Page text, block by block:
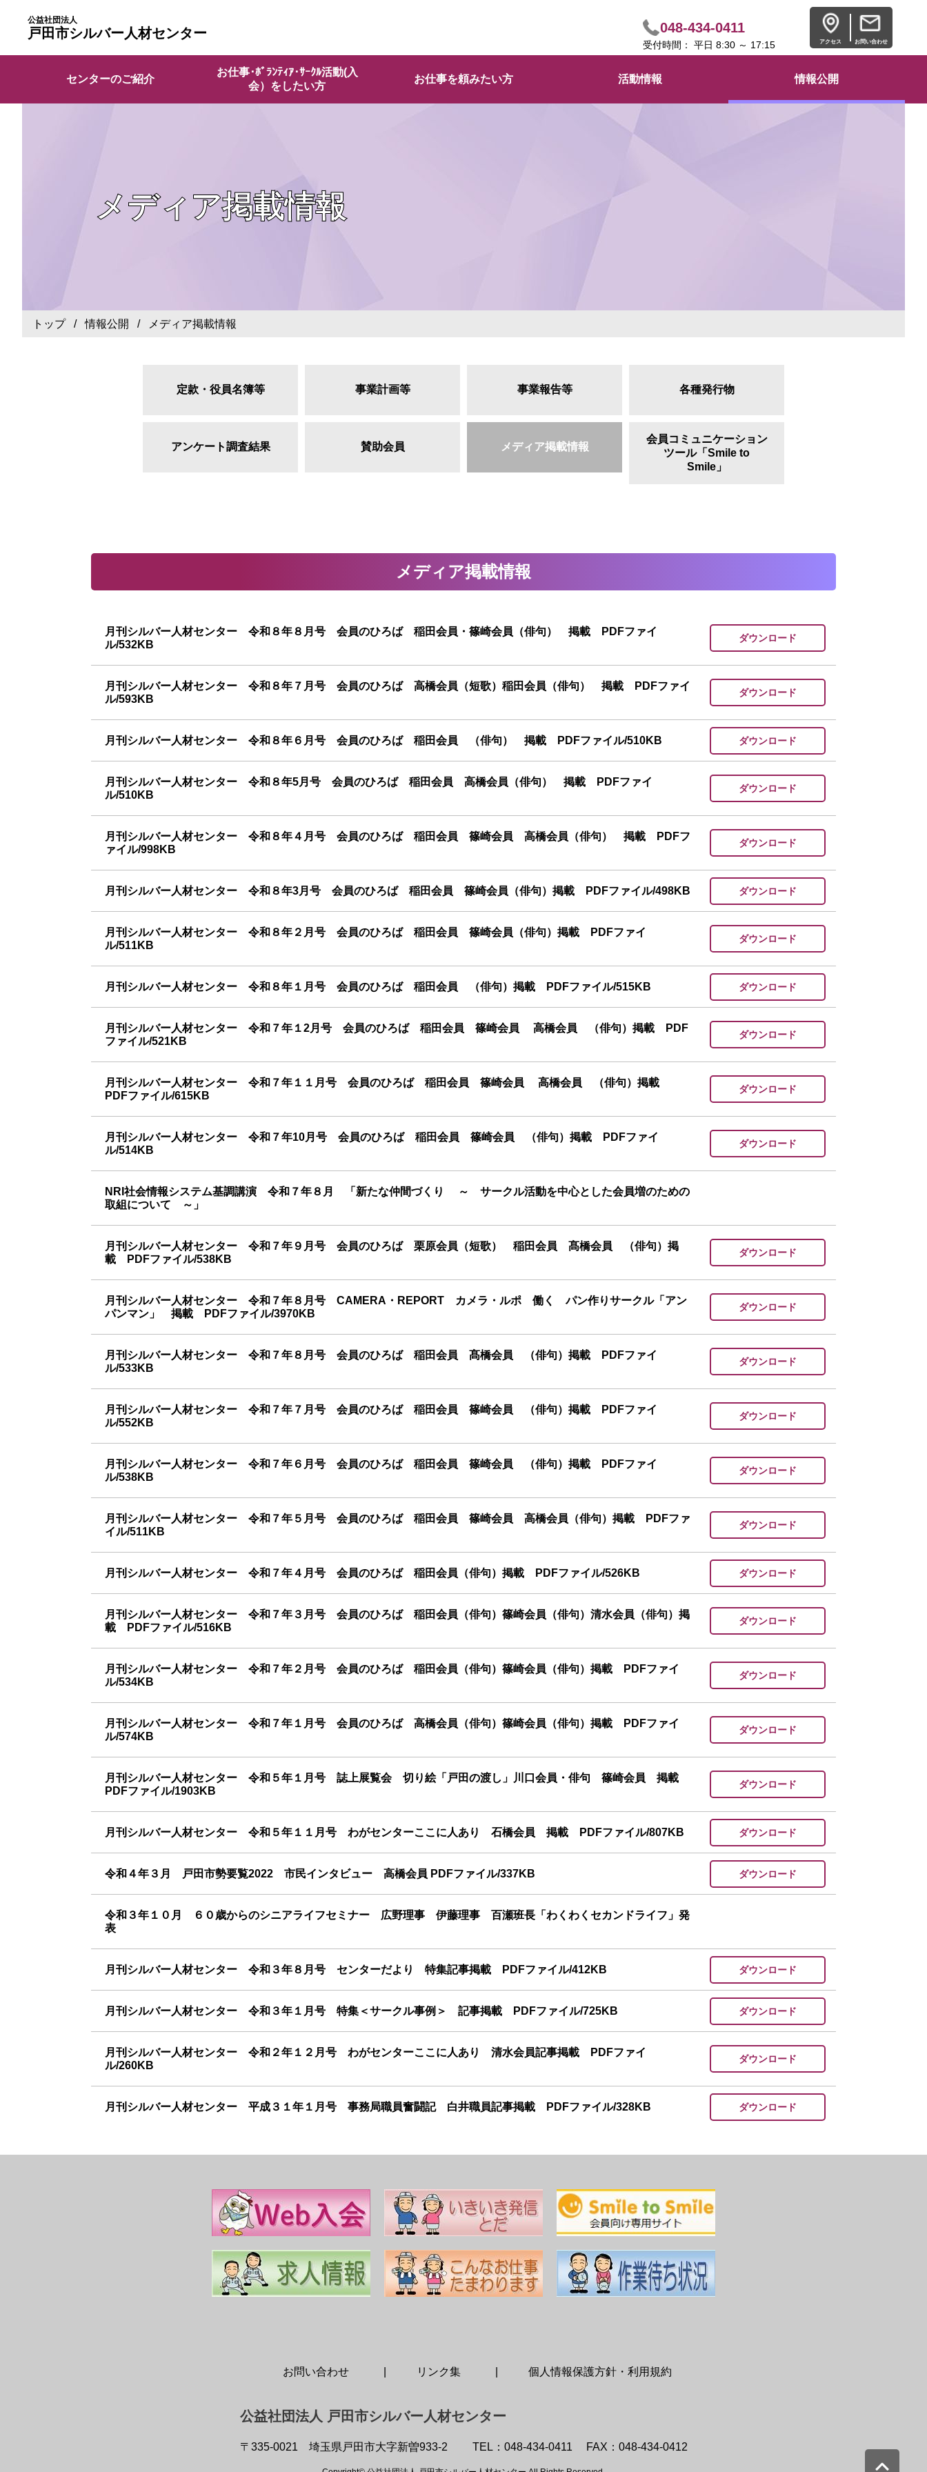
公益社団法人
戸田市シルバー人材センター 048-434-0411
受付時間： 平日 8:30 ～ 17:15 アクセス お問い合わせ
センターのご紹介
お仕事･ﾎﾞﾗﾝﾃｨｱ･ｻｰｸﾙ活動(入
会）をしたい方
お仕事を頼みたい方 活動情報 情報公開
メディア掲載情報
トップ/情報公開 / メディア掲載情報
定款・役員名簿等 事業計画等 事業報告等 各種発行物
アンケート調査結果 賛助会員 メディア掲載情報
会員コミュニケーション
ツール「Smile to
Smile」
メディア掲載情報
月刊シルバー人材センター 令和８年８月号 会員のひろば 稲田会員・篠崎会員（俳句） 掲載 PDFファイ
ル/532KB
ダウンロード
月刊シルバー人材センター 令和８年７月号 会員のひろば 高橋会員（短歌）稲田会員（俳句） 掲載 PDFファイ
ル/593KB
ダウンロード
月刊シルバー人材センター 令和８年６月号 会員のひろば 稲田会員 （俳句） 掲載 PDFファイル/510KB ダウンロード
月刊シルバー人材センター 令和８年5月号 会員のひろば 稲田会員 高橋会員（俳句） 掲載 PDFファイ
ル/510KB
ダウンロード
月刊シルバー人材センター 令和８年４月号 会員のひろば 稲田会員 篠崎会員 高橋会員（俳句） 掲載 PDFフ
ァイル/998KB
ダウンロード
月刊シルバー人材センター 令和８年3月号 会員のひろば 稲田会員 篠崎会員（俳句）掲載 PDFファイル/498KB ダウンロード
月刊シルバー人材センター 令和８年２月号 会員のひろば 稲田会員 篠崎会員（俳句）掲載 PDFファイ
ル/511KB
ダウンロード
月刊シルバー人材センター 令和８年１月号 会員のひろば 稲田会員 （俳句）掲載 PDFファイル/515KB ダウンロード
月刊シルバー人材センター 令和７年１2月号 会員のひろば 稲田会員 篠崎会員 高橋会員 （俳句）掲載 PDF
ファイル/521KB
ダウンロード
月刊シルバー人材センター 令和７年１１月号 会員のひろば 稲田会員 篠崎会員 高橋会員 （俳句）掲載
PDFファイル/615KB
ダウンロード
月刊シルバー人材センター 令和７年10月号 会員のひろば 稲田会員 篠崎会員 （俳句）掲載 PDFファイ
ル/514KB
ダウンロード
NRI社会情報システム基調講演 令和７年８月 「新たな仲間づくり ～ サークル活動を中心とした会員増のための
取組について ～」
月刊シルバー人材センター 令和７年９月号 会員のひろば 栗原会員（短歌） 稲田会員 髙橋会員 （俳句）掲
載 PDFファイル/538KB
ダウンロード
月刊シルバー人材センター 令和７年８月号 CAMERA・REPORT カメラ・ルポ 働く パン作りサークル「アン
パンマン」 掲載 PDFファイル/3970KB
ダウンロード
月刊シルバー人材センター 令和７年８月号 会員のひろば 稲田会員 髙橋会員 （俳句）掲載 PDFファイ
ル/533KB
ダウンロード
月刊シルバー人材センター 令和７年７月号 会員のひろば 稲田会員 篠崎会員 （俳句）掲載 PDFファイ
ル/552KB
ダウンロード
月刊シルバー人材センター 令和７年６月号 会員のひろば 稲田会員 篠崎会員 （俳句）掲載 PDFファイ
ル/538KB
ダウンロード
月刊シルバー人材センター 令和７年５月号 会員のひろば 稲田会員 篠崎会員 高橋会員（俳句）掲載 PDFファ
イル/511KB
ダウンロード
月刊シルバー人材センター 令和７年４月号 会員のひろば 稲田会員（俳句）掲載 PDFファイル/526KB ダウンロード
月刊シルバー人材センター 令和７年３月号 会員のひろば 稲田会員（俳句）篠崎会員（俳句）清水会員（俳句）掲
載 PDFファイル/516KB
ダウンロード
月刊シルバー人材センター 令和７年２月号 会員のひろば 稲田会員（俳句）篠崎会員（俳句）掲載 PDFファイ
ル/534KB
ダウンロード
月刊シルバー人材センター 令和７年１月号 会員のひろば 高橋会員（俳句）篠崎会員（俳句）掲載 PDFファイ
ル/574KB
ダウンロード
月刊シルバー人材センター 令和５年１月号 誌上展覧会 切り絵「戸田の渡し」川口会員・俳句 篠崎会員 掲載
PDFファイル/1903KB
ダウンロード
月刊シルバー人材センター 令和５年１１月号 わがセンターここに人あり 石橋会員 掲載 PDFファイル/807KB ダウンロード
令和４年３月 戸田市勢要覧2022 市民インタビュー 高橋会員 PDFファイル/337KB ダウンロード
令和３年１０月 ６０歳からのシニアライフセミナー 広野理事 伊藤理事 百瀬班長「わくわくセカンドライフ」発
表
月刊シルバー人材センター 令和３年８月号 センターだより 特集記事掲載 PDFファイル/412KB ダウンロード
月刊シルバー人材センター 令和３年１月号 特集＜サークル事例＞ 記事掲載 PDFファイル/725KB ダウンロード
月刊シルバー人材センター 令和２年１２月号 わがセンターここに人あり 清水会員記事掲載 PDFファイ
ル/260KB
ダウンロード
月刊シルバー人材センター 平成３１年１月号 事務局職員奮闘記 白井職員記事掲載 PDFファイル/328KB ダウンロード
お問い合わせ リンク集 個人情報保護方針・利用規約
公益社団法人 戸田市シルバー人材センター
〒335-0021 埼玉県戸田市大字新曽933-2 TEL：048-434-0411 FAX：048-434-0412